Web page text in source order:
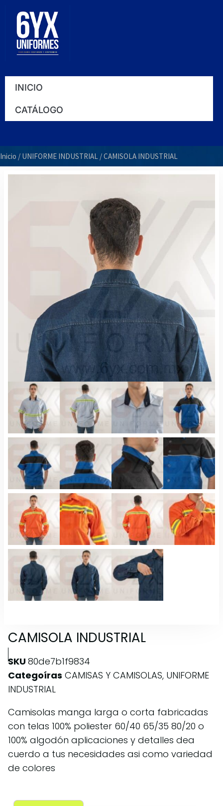
contenido
INICIO
CATÁLOGO
Inicio / UNIFORME INDUSTRIAL / CAMISOLA INDUSTRIAL
CAMISOLA INDUSTRIAL
SKU 80de7b1f9834
Categoíras CAMISAS Y CAMISOLAS, UNIFORME
INDUSTRIAL
Camisolas manga larga o corta fabricadas
con telas 100% poliester 60/40 65/35 80/20 o
100% algodón aplicaciones y detalles dea
cuerdo a tus necesidades asi como variedad
de colores